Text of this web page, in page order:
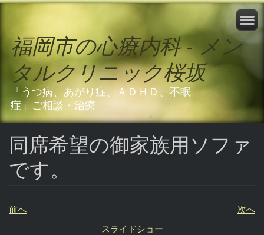
福岡市の心療内科 - メン
タルクリニック桜坂
「うつ病、あがり症、ＡＤＨＤ、不眠
症」ご相談・治療
同席希望の御家族用ソファ
です。
前へ
次へ
スライドショー